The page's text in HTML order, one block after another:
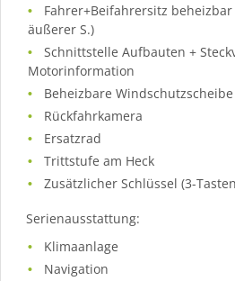
Fahrer+Beifahrersitz
äußerer S.)
Schnittstelle Aufbauten +
Motorinformation
Beheizbare Windschutzscheibe
Rückfahrkamera
Ersatzrad
Trittstufe am Heck
Zusätzlicher Schlüssel (3-
Serienausstattung:
Klimaanlage
Navigation